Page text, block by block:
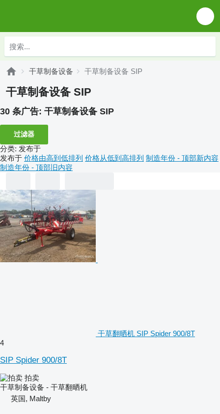
干草制备设备 干草制备设备 SIP
干草制备设备 SIP
30 条广告: 干草制备设备 SIP
过滤器
分类: 发布于
发布于 价格由高到低排列 价格从低到高排列 制造年份 - 顶部新内容
制造年份 - 顶部旧内容
干草翻晒机 SIP Spider 900/8T
4
SIP Spider 900/8T
拍卖
干草制备设备 - 干草翻晒机
英国, Maltby